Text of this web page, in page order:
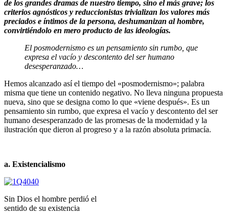
de los grandes dramas de nuestro tiempo, sino el más grave; los
criterios agnósticos y reduccionistas trivializan los valores más
preciados e íntimos de la persona, deshumanizan al hombre,
convirtiéndolo en mero producto de las ideologías.
El posmodernismo es un pensamiento sin rumbo, que
expresa el vacío y descontento del ser humano
desesperanzado…
Hemos alcanzado así el tiempo del «posmodernismo»; palabra
misma que tiene un contenido negativo. No lleva ninguna propuesta
nueva, sino que se designa como lo que «viene después». Es un
pensamiento sin rumbo, que expresa el vacío y descontento del ser
humano desesperanzado de las pro­mesas de la modernidad y la
ilustración que dieron al progreso y a la razón absoluta primacía.
a. Existencialismo
Sin Dios el hombre perdió el
sentido de su existencia